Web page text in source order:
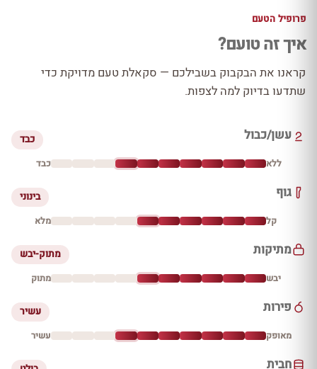
פרופיל הטעם
איך זה טועם?
קראנו את הבקבוק בשבילכם — סקאלת טעם מדויקת כדי
שתדעו בדיוק למה לצפות.
עשן/כבול כבד
ללא כבד
גוף בינוני
קל מלא
מתיקות מתוק-יבש
יבש מתוק
פירות עשיר
מאופק עשיר
חבית